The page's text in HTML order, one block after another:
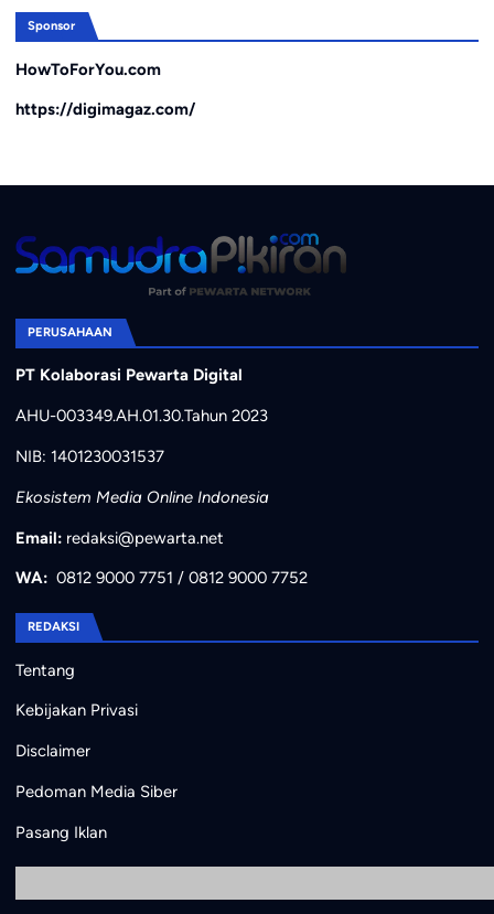
Sponsor
HowToForYou.com
https://digimagaz.com/
PERUSAHAAN
PT Kolaborasi Pewarta Digital
AHU-003349.AH.01.30.Tahun 2023
NIB: 1401230031537
Ekosistem Media Online Indonesia
Email: redaksi@pewarta.net
WA: 0812 9000 7751 / 0812 9000 7752
REDAKSI
Tentang
Kebijakan Privasi
Disclaimer
Pedoman Media Siber
Pasang Iklan